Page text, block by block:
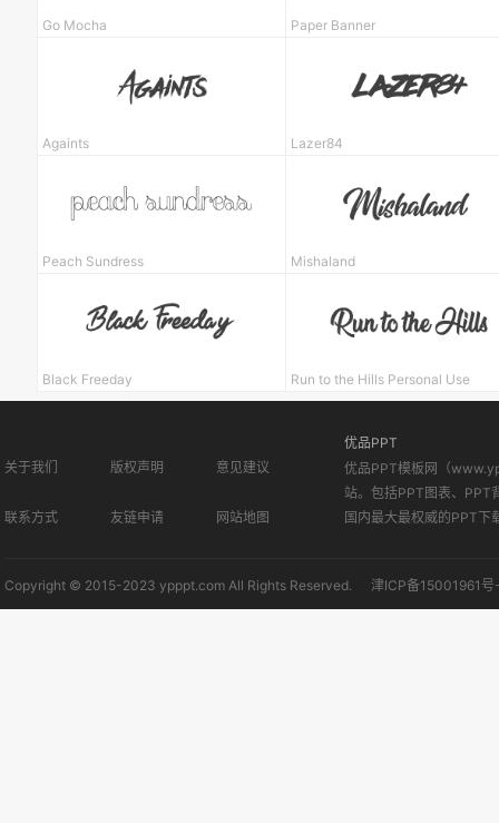
Go Mocha Paper Banner
Againts Lazer84
Peach Sundress Mishaland
Black Freeday Run to the Hills Personal Use
关于我们 版权声明 意见建议
联系方式 友链申请 网站地图
优品PPT
优品PPT模板网（
站。包括PPT图表、PPT
国内最大最权威的PPT下
Copyright © 2015-2023 ypppt.com All Rights Reserved. 津ICP备15001961号